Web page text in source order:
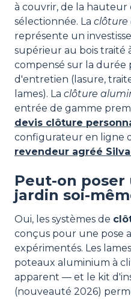
à couvrir, de la hauteur
sélectionnée. La clôture
représente un
supérieur au bois traité
compensé sur la durée
d'entretien (lasure,
lames). La clôture
entrée de gamme
devis clôture
configurateur en ligne
revendeur agréé
Peut-on
jardin soi-
Oui, les systèmes de
conçus pour une pose
expérimentés. Les
poteaux aluminium à
apparent — et le kit
(nouveauté 2026)